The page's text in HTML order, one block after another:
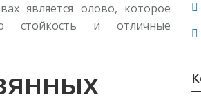
является олово, которое
стойкость и отличные